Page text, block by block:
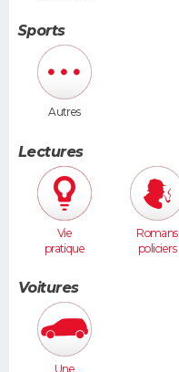
Sports
Autres
Lectures
Vie
pratique
Romans
policiers
Voitures
Une